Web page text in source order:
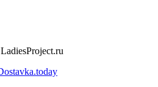
LadiesProject.ru